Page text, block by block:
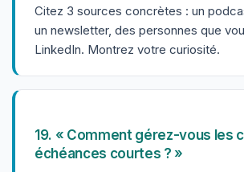
Citez 3 sources concrètes : un
un newsletter, des personnes que
LinkedIn. Montrez votre curiosité.
19. « Comment gérez-vous les
échéances courtes ? »